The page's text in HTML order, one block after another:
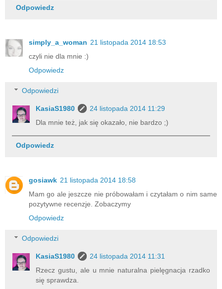
Odpowiedz
simply_a_woman 21 listopada 2014 18:53
czyli nie dla mnie :)
Odpowiedz
Odpowiedzi
KasiaS1980
24 listopada 2014 11:29
Dla mnie też, jak się okazało, nie bardzo ;)
Odpowiedz
gosiawk 21 listopada 2014 18:58
Mam go ale jeszcze nie próbowałam i czytałam o nim same
pozytywne recenzje. Zobaczymy
Odpowiedz
Odpowiedzi
KasiaS1980
24 listopada 2014 11:31
Rzecz gustu, ale u mnie naturalna pielęgnacja rzadko
się sprawdza.